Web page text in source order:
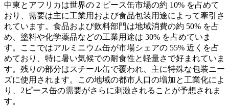
中東とアフリカは世界の 2 ピース缶市場の約 10% を占めて
おり、需要は主に工業用および食品包装用途によって牽引さ
れています。食品および飲料部門は地域消費の約 50% を占
め、塗料や化学薬品などの工業用途は 30% を占めていま
す。ここではアルミニウム缶が市場シェアの 55% 近くを占
めており、特に暑い気候での耐食性と軽量さで好まれていま
す。残りの部分はスチール缶で覆われ、主に特殊な包装ニー
ズに使用されます。この地域の都市人口の増加と工業化によ
り、2ピース缶の需要がさらに刺激されることが予想されま
す。